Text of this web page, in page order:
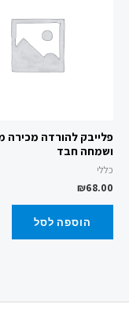
פלייבק להורדה מכירה
ושמחה חבד
כללי
₪68.00
הוספה לסל